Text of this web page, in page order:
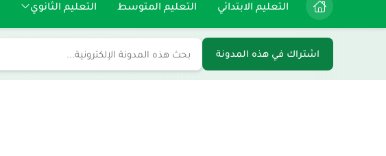
التعليم الابتدائي التعليم المتوسط التعليم الثانوي
اشتراك في هذه المدونة